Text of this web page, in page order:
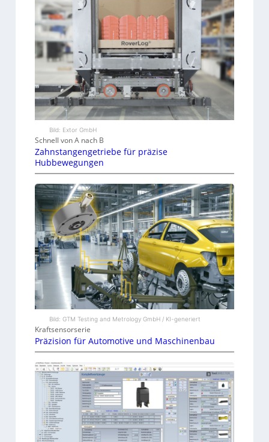
Bild: Extor GmbH
Schnell von A nach B
Zahnstangengetriebe für präzise
Hubbewegungen
Bild: GTM Testing and Metrology GmbH / KI-generiert
Kraftsensorserie
Präzision für Automotive und Maschinenbau